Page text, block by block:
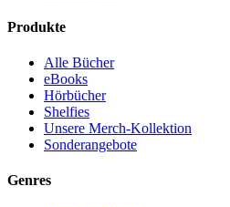
Produkte
Alle Bücher
eBooks
Hörbücher
Shelfies
Unsere Merch-Kollektion
Sonderangebote
Genres